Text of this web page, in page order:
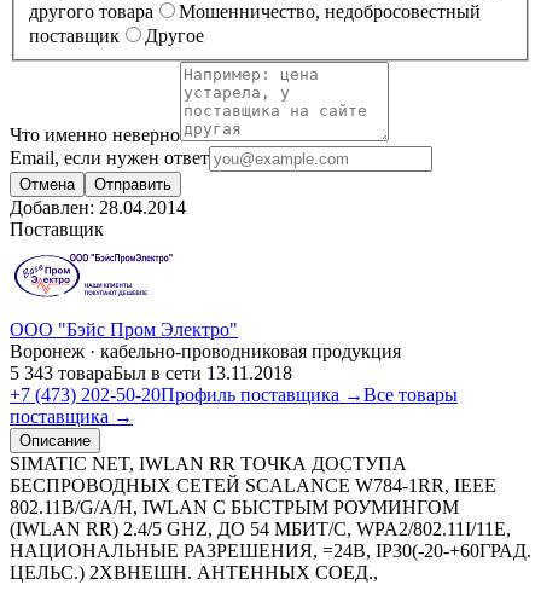
другого товара
Мошенничество, недобросовестный
поставщик
Другое
Что именно неверно
Email, если нужен ответ
Отмена Отправить
Добавлен: 28.04.2014
Поставщик
ООО "Бэйс Пром Электро"
Воронеж · кабельно-проводниковая продукция
5 343 товараБыл в сети 13.11.2018
+7 (473) 202-50-20Профиль поставщика →Все товары
поставщика →
Описание
SIMATIC NET, IWLAN RR ТОЧКА ДОСТУПА
БЕСПРОВОДНЫХ СЕТЕЙ SCALANCE W784-1RR, IEEE
802.11B/G/A/H, IWLAN С БЫСТРЫМ РОУМИНГОМ
(IWLAN RR) 2.4/5 GHZ, ДО 54 МБИТ/С, WPA2/802.11I/11E,
НАЦИОНАЛЬНЫЕ РАЗРЕШЕНИЯ, =24В, IP30(-20-+60ГРАД.
ЦЕЛЬС.) 2XВНЕШН. АНТЕННЫХ СОЕД.,